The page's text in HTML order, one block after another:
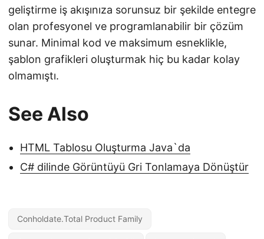
geliştirme iş akışınıza sorunsuz bir şekilde entegre
olan profesyonel ve programlanabilir bir çözüm
sunar. Minimal kod ve maksimum esneklikle,
şablon grafikleri oluşturmak hiç bu kadar kolay
olmamıştı.
See Also
HTML Tablosu Oluşturma Java`da
C# dilinde Görüntüyü Gri Tonlamaya Dönüştür
Conholdate.Total Product Family